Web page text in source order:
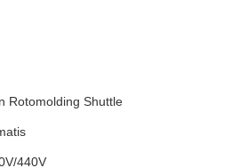
Rotomolding Shuttle
440V